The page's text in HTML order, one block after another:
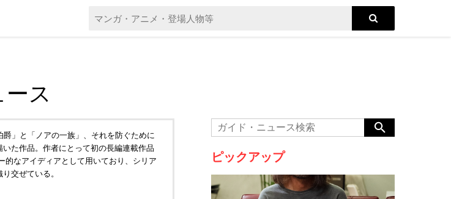
ス
爵」と「ノアの一族」、それを防ぐために
た作品。作者にとって初の長編連載作品
的なアイディアとして用いており、シリア
交ぜている。
ピックアップ